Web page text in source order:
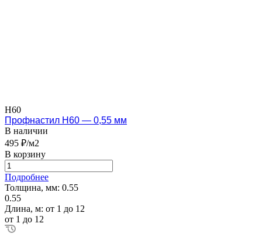
Н60
Профнастил Н60 — 0,55 мм
В наличии
495 ₽/м2
В корзину
Подробнее
Толщина, мм: 0.55
0.55
Длина, м: от 1 до 12
от 1 до 12